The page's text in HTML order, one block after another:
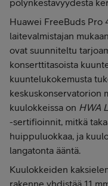
pölynkestävyydestä
Huawei FreeBuds Pro
laitevalmistajan
ovat suunniteltu
konserttitasoista
kuuntelukokemusta
keskuskonservatorion
kuulokkeissa on HWA
-sertifioinnit, mitkä
huippuluokkaa, ja
langatonta ääntä.
Kuulokkeiden
rakenne yhdistää 11